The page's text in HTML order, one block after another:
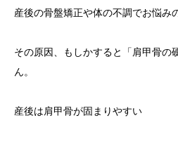
産後の骨盤矯正や体の不調でお悩み
その原因、もしかすると「肩甲骨の
ん。
産後は肩甲骨が固まりやすい